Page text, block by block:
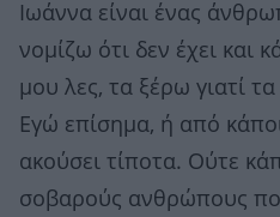
Ιωάννα είναι ένας
νομίζω ότι δεν έχει και
μου λες, τα ξέρω γιατί
Εγώ επίσημα, ή από
ακούσει τίποτα. Ούτε
σοβαρούς ανθρώπους